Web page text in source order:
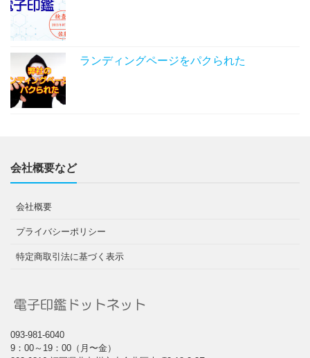
ランディングページをパクられた
会社概要など
会社概要
プライバシーポリシー
特定商取引法に基づく表示
093-981-6040
9：00～19：00（月〜金）